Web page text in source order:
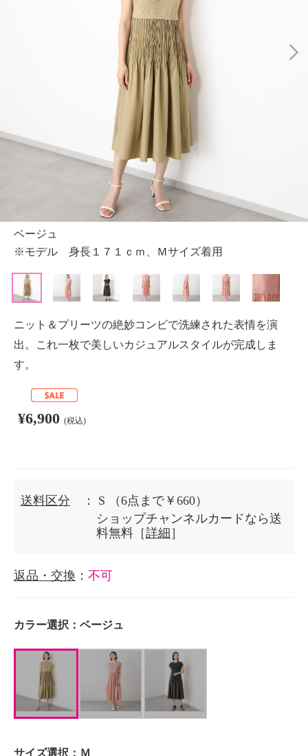
ベージュ
※モデル 身長１７１ｃｍ、Ｍサイズ着用
ニット＆プリーツの絶妙コンビで洗練された表情を演
出。これ一枚で美しいカジュアルスタイルが完成しま
す。
¥6,900 (税込)
送料区分 ： S
（6点まで￥660）
ショップチャンネルカードなら送
料無料［詳細 ］
返品・交換 ： 不可
カラー選択： ベージュ
サイズ選択： Ｍ